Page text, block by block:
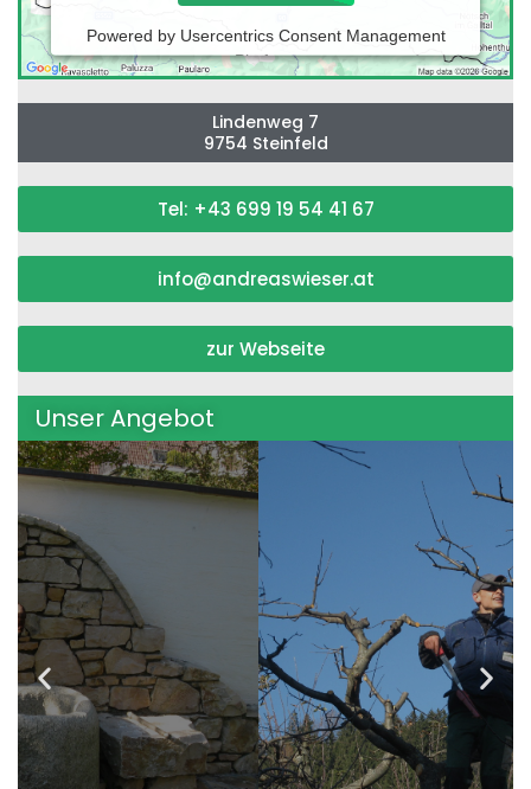
Powered by Usercentrics Consent Management
Platform
Lindenweg 7
9754 Steinfeld
Tel: +43 699 19 54 41 67
info@andreaswieser.at
zur Webseite
Unser Angebot
Gartenpflege
Der Garten bedarf, als künstlich
geschaffene Natur, das ganze Jahr
hindurch großer Aufmerksamkeit
und Pflege. Dies beginnt im Frühjahr
mit der vorbereitenden
Bodenpflege, der Düngung bis hin in
den späten Herbst, wenn die letzten